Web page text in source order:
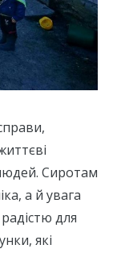
Сиротам
а й увага
для
які